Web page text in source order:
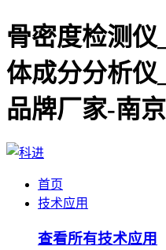
骨密度检测仪
体成分分析仪
品牌厂家-南
首页
技术应用
查看所有技术应用